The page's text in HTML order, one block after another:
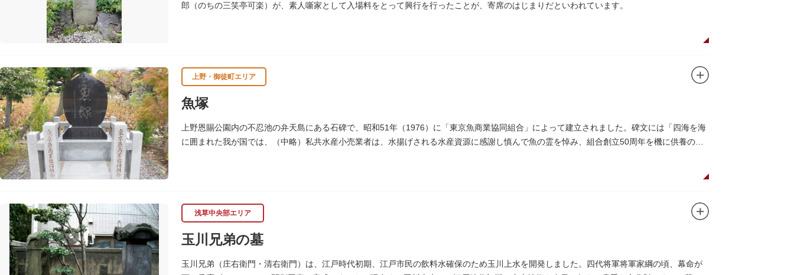
郎（のちの三笑亭可楽）が、素人噺家として入場料をとって興行を行ったことが、寄席のはじまりだといわれています。
上野・御徒町エリア
魚塚
上野恩賜公園内の不忍池の弁天島にある石碑で、昭和51年（1976）に「東京魚商業協同組合」によって建立されました。碑文には「四海を海
に囲まれた我が国では、（中略）私共水産小売業者は、水揚げされる水産資源に感謝し慎んで魚の霊を悼み、組合創立50周年を機に供養のた
浅草中央部エリア
玉川兄弟の墓
玉川兄弟（庄右衛門・清右衛門）は、江戸時代初期、江戸市民の飲料水確保のため玉川上水を開発しました。四代将軍将軍家綱の頃、幕命が